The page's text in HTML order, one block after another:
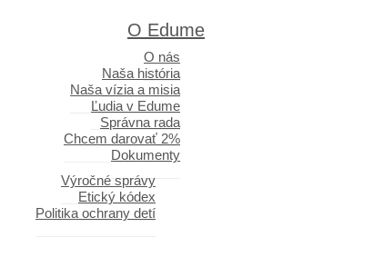
O Edume
O nás
Naša história
Naša vízia a misia
Ľudia v Edume
Správna rada
Chcem darovať 2%
Dokumenty
Výročné správy
Etický kódex
Politika ochrany detí